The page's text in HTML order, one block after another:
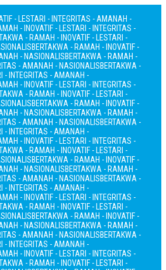
- LESTARI - INTEGRITAS - AMANAH -
- INOVATIF - LESTARI - INTEGRITAS -
- RAMAH - INOVATIF - LESTARI -
BERTAKWA - RAMAH - INOVATIF -
- NASIONALISBERTAKWA - RAMAH -
- AMANAH - NASIONALISBERTAKWA -
- INTEGRITAS - AMANAH -
- INOVATIF - LESTARI - INTEGRITAS -
- RAMAH - INOVATIF - LESTARI -
BERTAKWA - RAMAH - INOVATIF -
- NASIONALISBERTAKWA - RAMAH -
- AMANAH - NASIONALISBERTAKWA -
- INTEGRITAS - AMANAH -
- INOVATIF - LESTARI - INTEGRITAS -
- RAMAH - INOVATIF - LESTARI -
BERTAKWA - RAMAH - INOVATIF -
- NASIONALISBERTAKWA - RAMAH -
- AMANAH - NASIONALISBERTAKWA -
- INTEGRITAS - AMANAH -
- INOVATIF - LESTARI - INTEGRITAS -
- RAMAH - INOVATIF - LESTARI -
BERTAKWA - RAMAH - INOVATIF -
- NASIONALISBERTAKWA - RAMAH -
- AMANAH - NASIONALISBERTAKWA -
- INTEGRITAS - AMANAH -
- INOVATIF - LESTARI - INTEGRITAS -
- RAMAH - INOVATIF - LESTARI -